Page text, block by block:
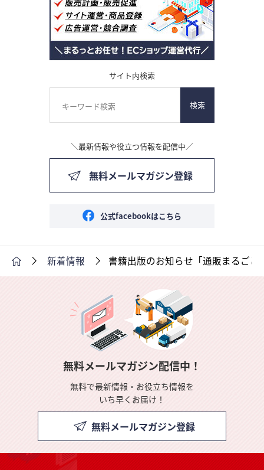
サイト内検索
検索
＼最新情報や役立つ情報を配信中／
無料メールマガジン登録
公式facebookはこちら
新着情報 書籍出版のお知らせ「通販まるご
無料メールマガジン配信中！
無料で最新情報・お役立ち情報を
いち早くお届け！
無料メールマガジン登録